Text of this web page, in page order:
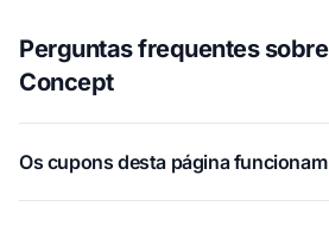
Perguntas frequentes
Concept
Os cupons desta página